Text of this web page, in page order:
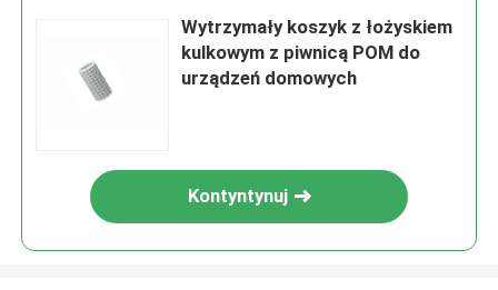
Wytrzymały koszyk z łożyskiem
kulkowym z piwnicą POM do
urządzeń domowych
Kontyntynuj